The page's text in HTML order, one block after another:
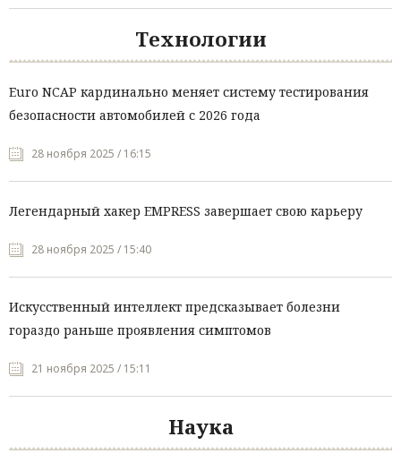
Технологии
Euro NCAP кардинально меняет систему тестирования
безопасности автомобилей с 2026 года
28 ноября 2025 / 16:15
Легендарный хакер EMPRESS завершает свою карьеру
28 ноября 2025 / 15:40
Искусственный интеллект предсказывает болезни
гораздо раньше проявления симптомов
21 ноября 2025 / 15:11
Наука